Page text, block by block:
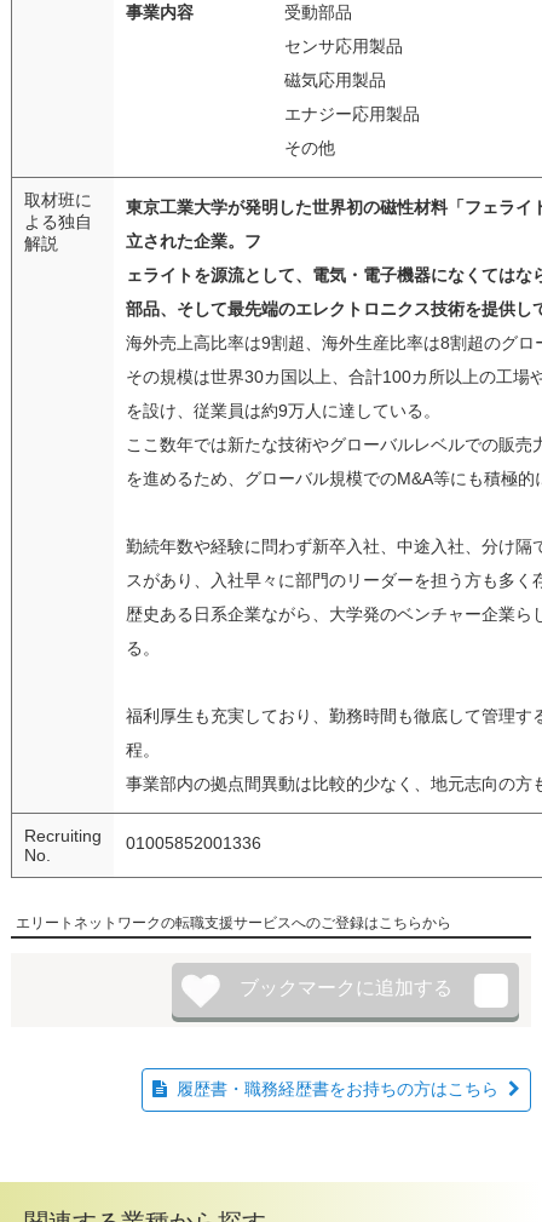
事業内容
受動部品
センサ応用製品
磁気応用製品
エナジー応用製品
その他
取材班に
よる独自
解説
東京工業大学が発明した世界初の磁性材料「フェライ
立された企業。フ
ェライトを源流として、電気・電子機器になくてはな
部品、そして最先端のエレクトロニクス技術を提供し
海外売上高比率は9割超、海外生産比率は8割超のグロ
その規模は世界30カ国以上、合計100カ所以上の工場
を設け、従業員は約9万人に達している。
ここ数年では新たな技術やグローバルレベルでの販売
を進めるため、グローバル規模でのM&A等にも積極的
勤続年数や経験に問わず新卒入社、中途入社、分け隔
スがあり、入社早々に部門のリーダーを担う方も多く
歴史ある日系企業ながら、大学発のベンチャー企業ら
る。
福利厚生も充実しており、勤務時間も徹底して管理す
程。
事業部内の拠点間異動は比較的少なく、地元志向の方
Recruiting
No.
01005852001336
エリートネットワークの転職支援サービスへのご登録はこちらから
履歴書・職務経歴書をお持ちの方はこちら